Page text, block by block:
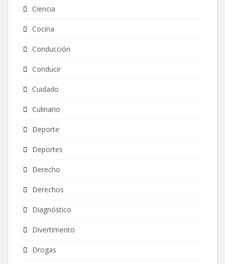
Ciencia
Cocina
Conducción
Conducir
Cuidado
Culinario
Deporte
Deportes
Derecho
Derechos
Diagnóstico
Divertimento
Drogas